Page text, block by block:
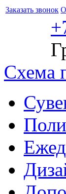
Заказать звонок
Схема